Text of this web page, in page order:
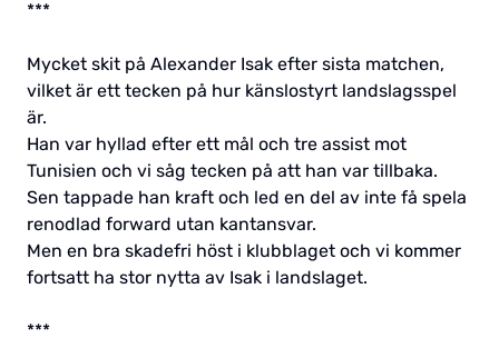
***
Mycket skit på Alexander Isak efter sista matchen,
vilket är ett tecken på hur känslostyrt landslagsspel
är.
Han var hyllad efter ett mål och tre assist mot
Tunisien och vi såg tecken på att han var tillbaka.
Sen tappade han kraft och led en del av inte få spela
renodlad forward utan kantansvar.
Men en bra skadefri höst i klubblaget och vi kommer
fortsatt ha stor nytta av Isak i landslaget.
***